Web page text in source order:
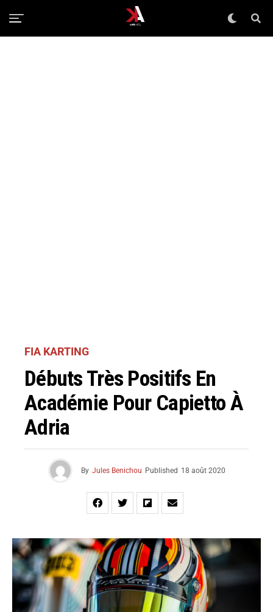
FIA KARTING
Débuts Très Positifs En
Académie Pour Capietto À
Adria
By Jules Benichou Published 18 août 2020